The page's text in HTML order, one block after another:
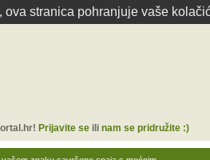
stranica pohranjuje vaše
Prijavite seili nam se pridružite :)